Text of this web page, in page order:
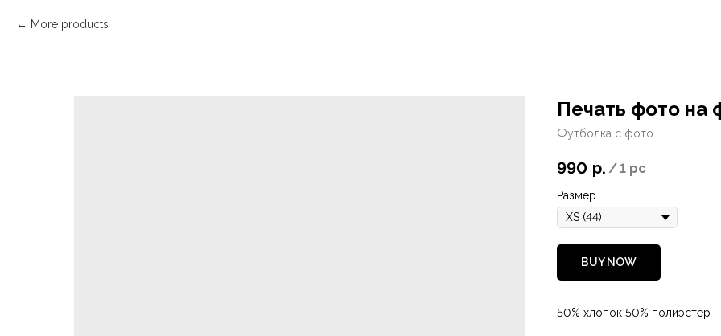
More products
Печать фото на
Футболка с фото
990 р. /1 pc
Размер
BUY NOW
50% хлопок 50% полиэстер